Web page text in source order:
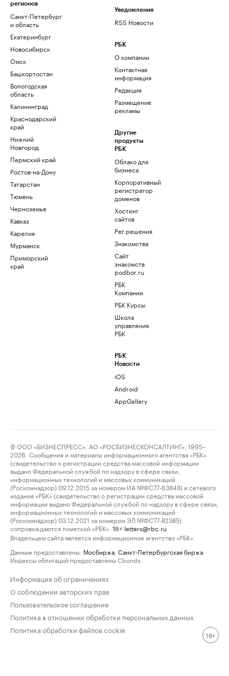
регионов
Санкт-Петербург
и область
Екатеринбург
Новосибирск
Омск
Башкортостан
Вологодская
область
Калининград
Краснодарский
край
Нижний
Новгород
Пермский край
Ростов-на-Дону
Татарстан
Тюмень
Черноземье
Кавказ
Карелия
Мурманск
Приморский
край
Уведомления
RSS Новости
РБК
О компании
Контактная
информация
Редакция
Размещение
рекламы
Другие
продукты
РБК
Облако для
бизнеса
Корпоративный
регистратор
доменов
Хостинг
сайтов
Рег.решения
Знакомства
Сайт
знакомств
podbor.ru
РБК
Компании
РБК Курсы
Школа
управления
РБК
РБК
Новости
iOS
Android
AppGallery
© ООО «БИЗНЕСПРЕСС», АО «РОСБИЗНЕСКОНСАЛТИНГ», 1995–
2026. Сообщения и материалы информационного агентства «РБК»
(свидетельство о регистрации средства массовой информации
выдано Федеральной службой по надзору в сфере связи,
информационных технологий и массовых коммуникаций
(Роскомнадзор) 09.12.2015 за номером ИА №ФС77-63848) и сетевого
издания «РБК» (свидетельство о регистрации средства массовой
информации выдано Федеральной службой по надзору в сфере связи,
информационных технологий и массовых коммуникаций
(Роскомнадзор) 03.12.2021 за номером ЭЛ №ФС77-82385)
сопровождаются пометкой «РБК».
18+ letters@rbc.ru
Владельцем сайта является информационное агентство «РБК».
Данные предоставлены: Мосбиржа Санкт-Петербургская биржа
Индексы облигаций предоставлены Cbonds.
Информация об ограничениях
О соблюдении авторских прав
Пользовательское соглашение
Политика в отношении обработки персональных данных
Политика обработки файлов cookie
18+